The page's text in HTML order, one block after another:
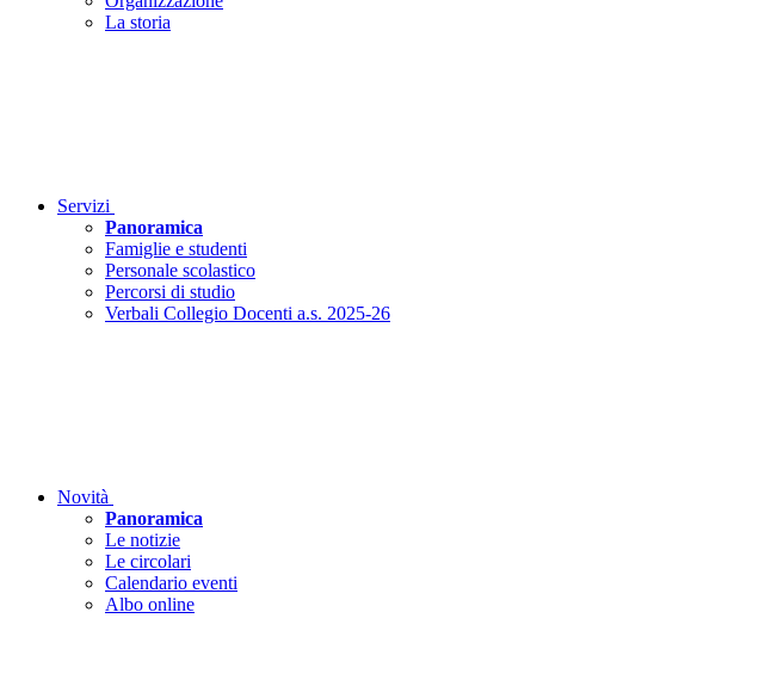
La storia
Servizi
Panoramica
Famiglie e studenti
Personale scolastico
Percorsi di studio
Verbali Collegio Docenti a.s. 2025-26
Novità
Panoramica
Le notizie
Le circolari
Calendario eventi
Albo online